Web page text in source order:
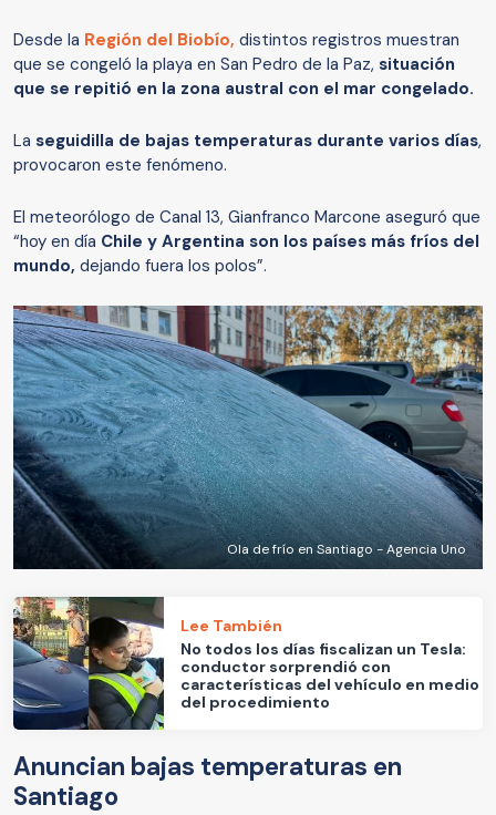
Desde la Región del Biobío, distintos registros muestran
que se congeló la playa en San Pedro de la Paz, situación
que se repitió en la zona austral con el mar congelado.
La seguidilla de bajas temperaturas durante varios días,
provocaron este fenómeno.
El meteorólogo de Canal 13, Gianfranco Marcone aseguró que
“hoy en día Chile y Argentina son los países más fríos del
mundo, dejando fuera los polos”.
Ola de frío en Santiago - Agencia Uno
Lee También
No todos los días fiscalizan un Tesla:
conductor sorprendió con
características del vehículo en medio
del procedimiento
Anuncian bajas temperaturas en
Santiago